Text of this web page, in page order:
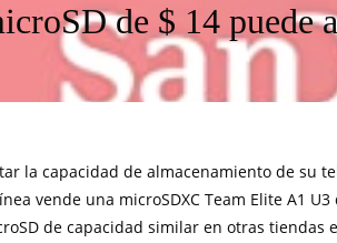
de $ 14
la capacidad de almacenamiento de su
vende una microSDXC Team Elite A1 U3
de capacidad similar en otras tiendas